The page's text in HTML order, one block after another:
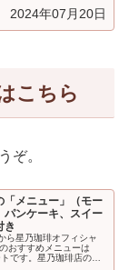
2024年07月20日
こちら
ぞ。
「メニュー」（モー
パンケーキ、スイー
き
ら星乃珈琲オフィシャ
おすすめメニューは
です。星乃珈琲店の